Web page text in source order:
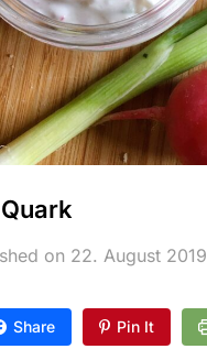
on 22. August 2019
Share Pin It